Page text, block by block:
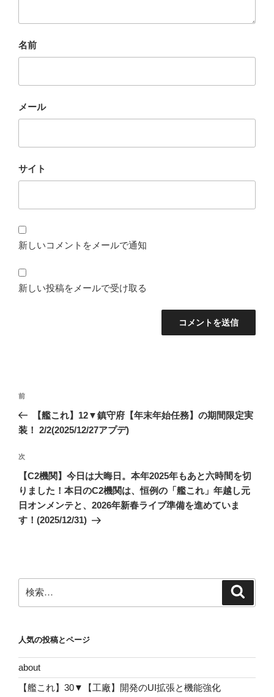
名前
メール
サイト
新しいコメントをメールで通知
新しい投稿をメールで受け取る
投
ナ
ゲ
ー
シ
ョ
ン
前
の
投
前
【艦これ】12▼鎮守府【年末年始任務】の期間限定実
装！ 2/2(2025/12/27アプデ)
次
の
投
稿
次
【C2機関】今日は大晦日。本年2025年もあと六時間を切
りました！本日のC2機関は、恒例の「艦これ」年越し元
日オンメンテと、2026年新春ライブ準備を進めていま
す！(2025/12/31)
索:
人気の投稿とページ
about
【艦これ】30▼【工廠】開発のUI拡張と機能強化